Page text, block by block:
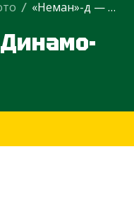
/ «Неман»-д — «Динамо-Минск»-д